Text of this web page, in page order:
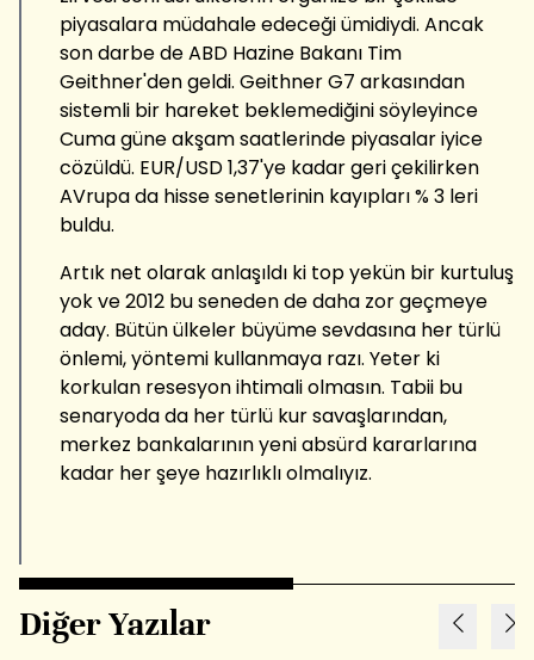
piyasalara müdahale edeceği ümidiydi. Ancak
son darbe de ABD Hazine Bakanı Tim
Geithner'den geldi. Geithner G7 arkasından
sistemli bir hareket beklemediğini söyleyince
Cuma güne akşam saatlerinde piyasalar iyice
cözüldü. EUR/USD 1,37'ye kadar geri çekilirken
AVrupa da hisse senetlerinin kayıpları % 3 leri
buldu.
Artık net olarak anlaşıldı ki top yekün bir kurtuluş
yok ve 2012 bu seneden de daha zor geçmeye
aday. Bütün ülkeler büyüme sevdasına her türlü
önlemi, yöntemi kullanmaya razı. Yeter ki
korkulan resesyon ihtimali olmasın. Tabii bu
senaryoda da her türlü kur savaşlarından,
merkez bankalarının yeni absürd kararlarına
kadar her şeye hazırlıklı olmalıyız.
Diğer Yazılar